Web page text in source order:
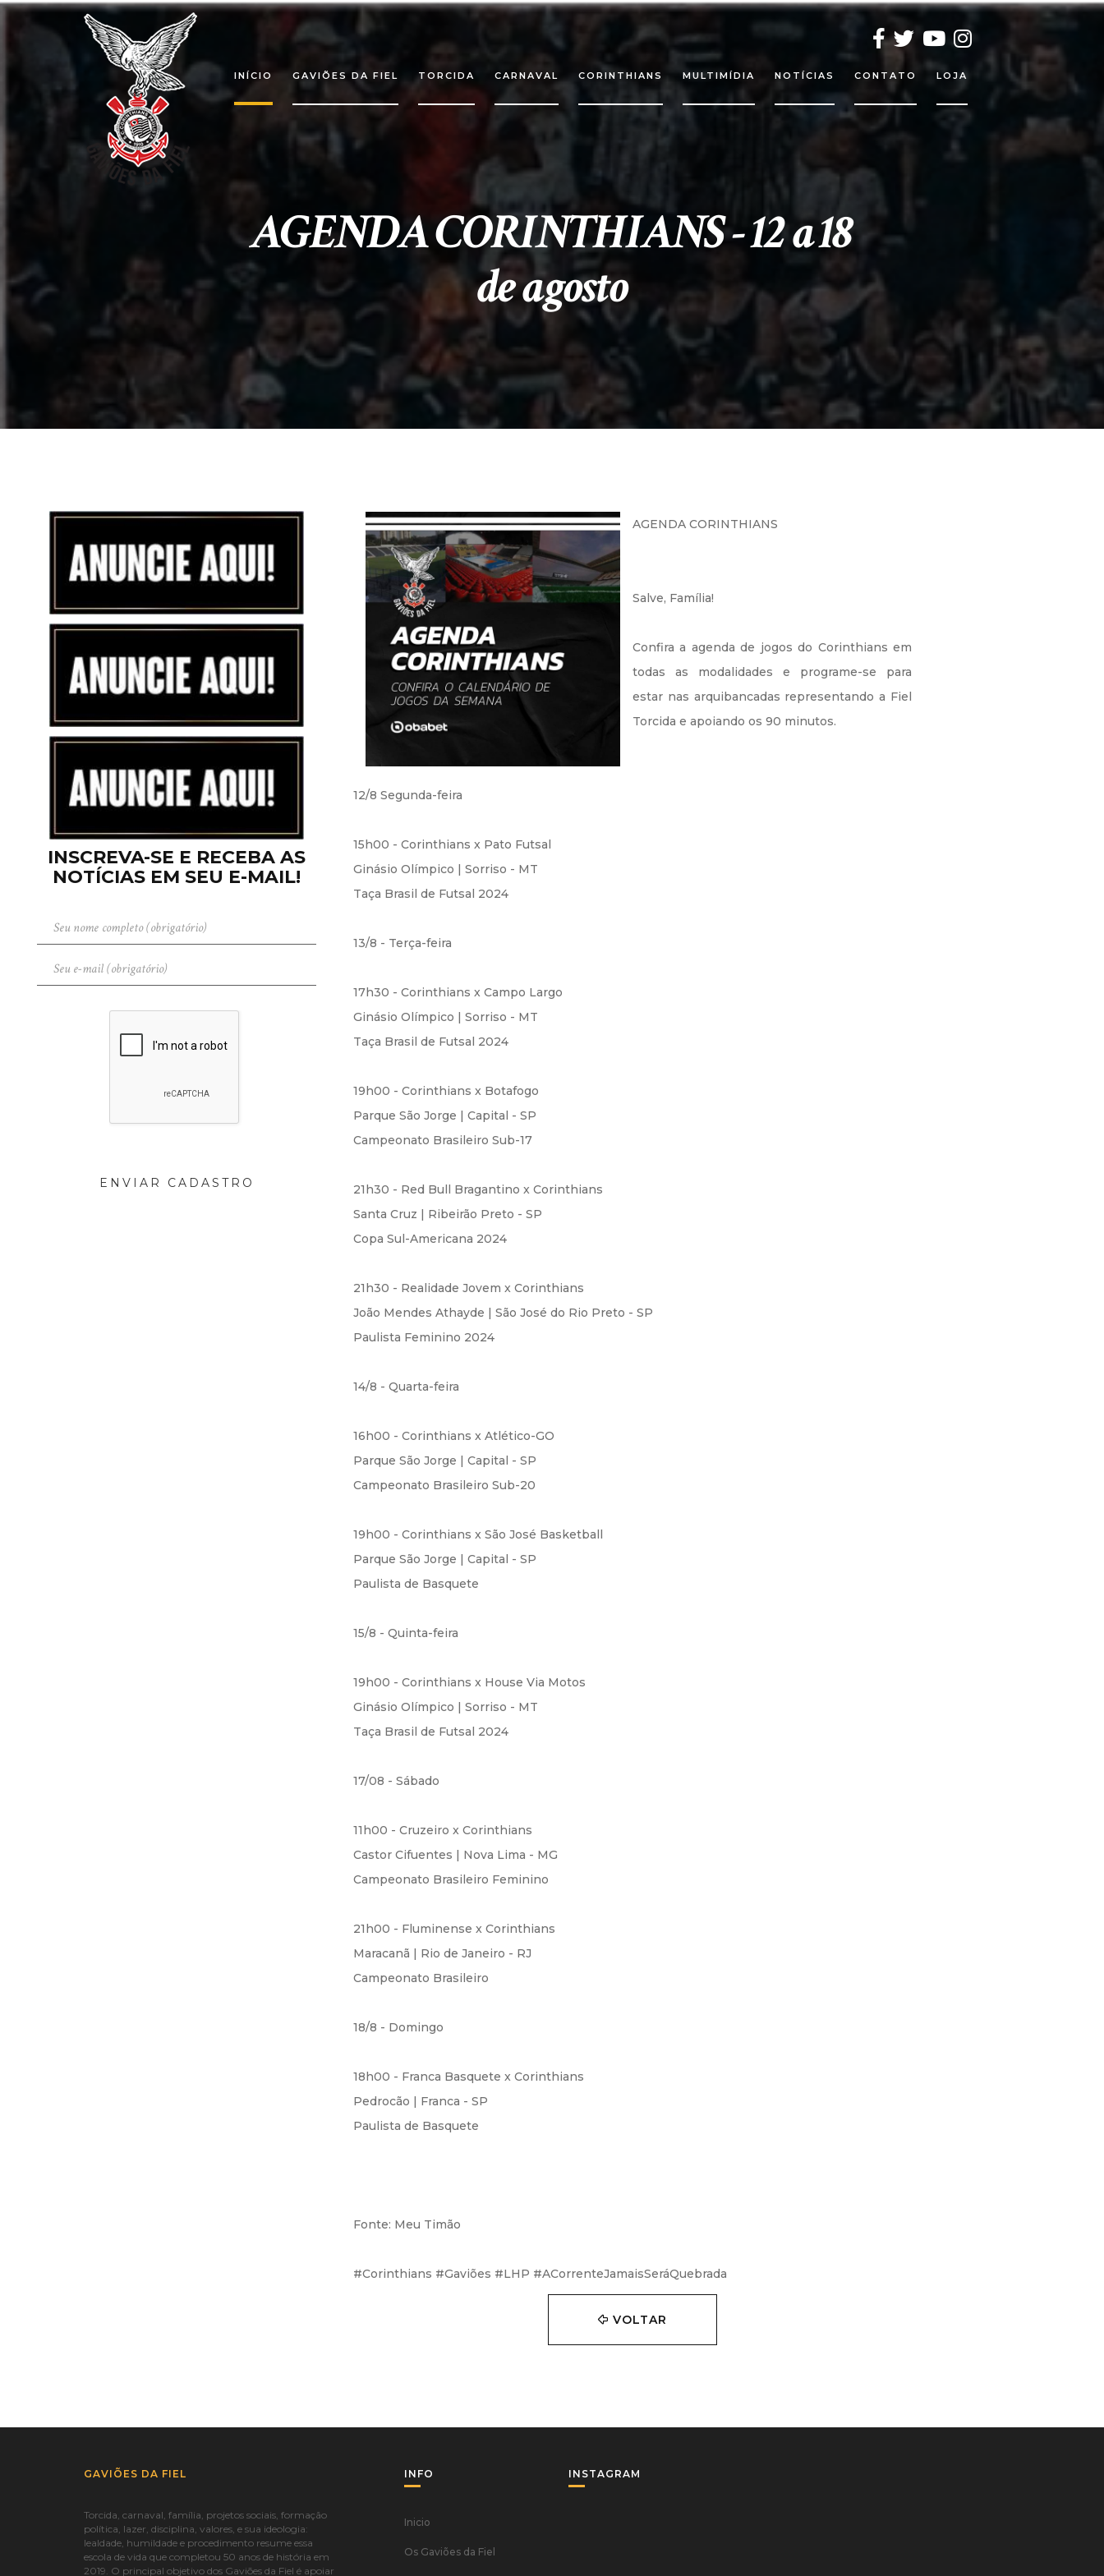
INÍCIO GAVIÕES DA FIEL TORCIDA CARNAVAL CORINTHIANS MULTIMÍDIA NOTÍCIAS CONTATO LOJA
AGENDA CORINTHIANS - 12 a 18
de agosto
INSCREVA-SE E RECEBA AS
NOTÍCIAS EM SEU E-MAIL!
ENVIAR CADASTRO
AGENDA CORINTHIANS
Salve, Família!
Confira a agenda de jogos do Corinthians em
todas as modalidades e programe-se para
estar nas arquibancadas representando a Fiel
Torcida e apoiando os 90 minutos.
12/8 Segunda-feira
15h00 - Corinthians x Pato Futsal
Ginásio Olímpico | Sorriso - MT
Taça Brasil de Futsal 2024
13/8 - Terça-feira
17h30 - Corinthians x Campo Largo
Ginásio Olímpico | Sorriso - MT
Taça Brasil de Futsal 2024
19h00 - Corinthians x Botafogo
Parque São Jorge | Capital - SP
Campeonato Brasileiro Sub-17
21h30 - Red Bull Bragantino x Corinthians
Santa Cruz | Ribeirão Preto - SP
Copa Sul-Americana 2024
21h30 - Realidade Jovem x Corinthians
João Mendes Athayde | São José do Rio Preto - SP
Paulista Feminino 2024
14/8 - Quarta-feira
16h00 - Corinthians x Atlético-GO
Parque São Jorge | Capital - SP
Campeonato Brasileiro Sub-20
19h00 - Corinthians x São José Basketball
Parque São Jorge | Capital - SP
Paulista de Basquete
15/8 - Quinta-feira
19h00 - Corinthians x House Via Motos
Ginásio Olímpico | Sorriso - MT
Taça Brasil de Futsal 2024
17/08 - Sábado
11h00 - Cruzeiro x Corinthians
Castor Cifuentes | Nova Lima - MG
Campeonato Brasileiro Feminino
21h00 - Fluminense x Corinthians
Maracanã | Rio de Janeiro - RJ
Campeonato Brasileiro
18/8 - Domingo
18h00 - Franca Basquete x Corinthians
Pedrocão | Franca - SP
Paulista de Basquete
Fonte: Meu Timão
#Corinthians #Gaviões #LHP #ACorrenteJamaisSeráQuebrada
VOLTAR
GAVIÕES DA FIEL
Torcida, carnaval, família, projetos sociais, formação
política, lazer, disciplina, valores, e sua ideologia:
lealdade, humildade e procedimento resume essa
escola de vida que completou 50 anos de história em
2019. O principal objetivo dos Gaviões da Fiel é apoiar
INFO
Inicio
Os Gaviões da Fiel
INSTAGRAM